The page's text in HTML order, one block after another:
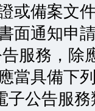
或備案文
面通知申
服務，除
當具備下
公告服務